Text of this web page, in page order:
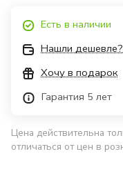
Есть в наличии
Нашли дешевле?
Хочу в подарок
Гарантия 5 лет
Цена действительна
отличаться от цен в